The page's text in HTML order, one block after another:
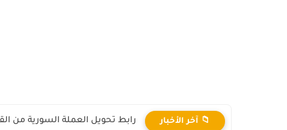
📁 آخر الأخبار رابط تحويل العملة السورية من